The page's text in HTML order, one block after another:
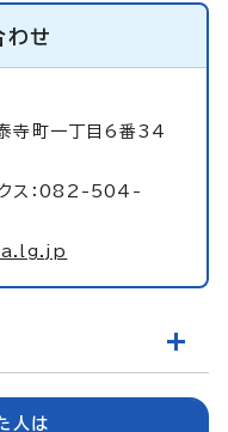
わせ
町一丁目6番34
ス：082-504-
人は